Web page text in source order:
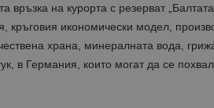
връзка на курорта с резерват
кръговия икономически модел,
храна, минералната вода,
в Германия, които могат да се